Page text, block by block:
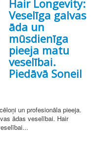
Hair Longevity:
Veselīga galvas
āda un
mūsdienīga
pieeja matu
veselībai.
Piedāvā Soneil
un profesionāla pieeja.
ādas veselībai. Hair